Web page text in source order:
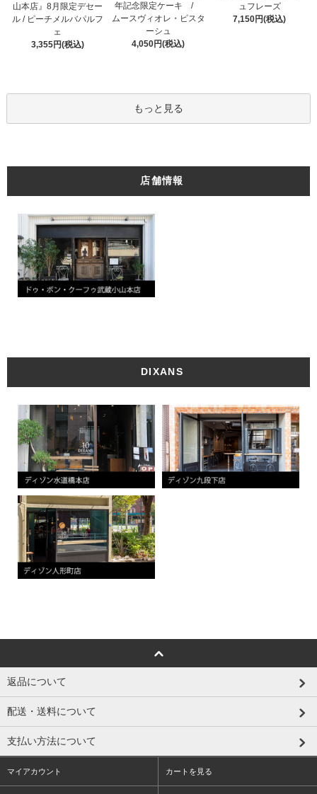
山本店』8月限定デセー
ル / ピーチメルバパルフ
ェ
3,355円(税込)
年記念限定ケーキ /
ムースヴィオレ・ピスタ
ーシュ
4,050円(税込)
ュフレーズ
7,150円(税込)
もっと見る
店舗情報
DIXANS
返品について
配送・送料について
支払い方法について
マイアカウント カートを見る